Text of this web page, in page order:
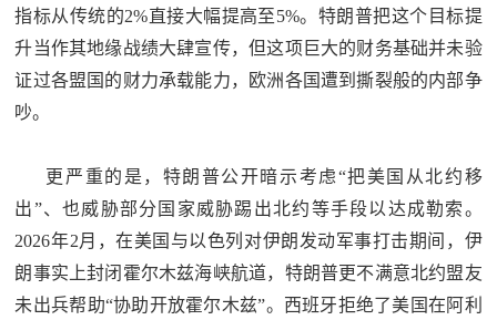
指标从传统的2%直接大幅提高至5%。特朗普把这个目标提
升当作其地缘战绩大肆宣传，但这项巨大的财务基础并未验
证过各盟国的财力承载能力，欧洲各国遭到撕裂般的内部争
吵。
更严重的是，特朗普公开暗示考虑“把美国从北约移
出”、也威胁部分国家威胁踢出北约等手段以达成勒索。
2026年2月，在美国与以色列对伊朗发动军事打击期间，伊
朗事实上封闭霍尔木兹海峡航道，特朗普更不满意北约盟友
未出兵帮助“协助开放霍尔木兹”。西班牙拒绝了美国在阿利